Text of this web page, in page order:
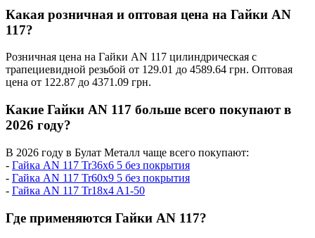
Какая розничная и оптовая цена на Гайки AN
117?
Розничная цена на Гайки AN 117 цилиндрическая с
трапециевидной резьбой от 129.01 до 4589.64 грн. Оптовая
цена от 122.87 до 4371.09 грн.
Какие Гайки AN 117 больше всего покупают в
2026 году?
В 2026 году в Булат Металл чаще всего покупают:
- Гайка AN 117 Tr36x6 5 без покрытия
- Гайка AN 117 Tr60x9 5 без покрытия
- Гайка AN 117 Tr18x4 A1-50
Где применяются Гайки AN 117?